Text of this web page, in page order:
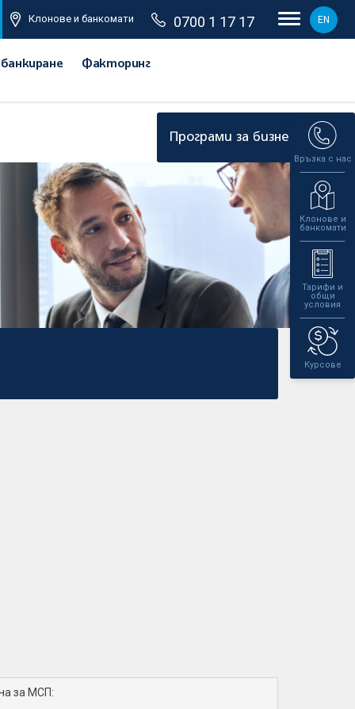
Клонове и банкомати 0700 1 17 17 EN
Факторинг
Програми за бизнеса
Връзка с нас
Клонове и
банкомати
Тарифи и
общи
условия
Курсове
за МСП: